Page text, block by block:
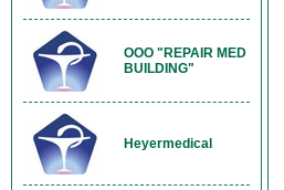
OOO "REPAIR MED
BUILDING"
Heyermedical